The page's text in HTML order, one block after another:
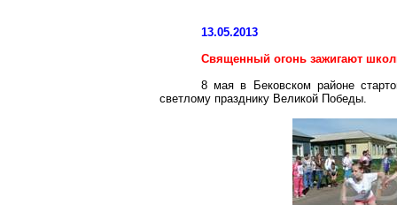
13.05.2013
Священный огонь зажигают
8 мая в Бековском районе
светлому празднику Великой Победы.